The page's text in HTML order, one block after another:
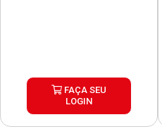
FAÇA SEU
LOGIN